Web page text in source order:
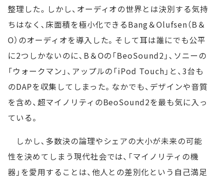
整理した。しかし、オーディオの世界とは決別する気持
ちはなく、床面積を極小化できるBang＆Olufsen（B＆
O）のオーディオを導入した。そして耳は誰にでも公平
に2つしかないのに、B＆Oの「BeoSound2」、ソニーの
「ウォークマン」、アップルの「iPod Touch」と、3台も
のDAPを収集してしまった。なかでも、デザインや音質
を含め、超マイノリティのBeoSound2を最も気に入っ
ている。
しかし、多数決の論理やシェアの大小が未来の可能
性を決めてしまう現代社会では、「マイノリティの機
器」を愛用することは、他人との差別化という自己満足